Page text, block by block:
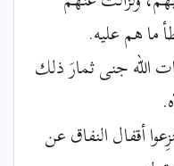
ما هم عليه.
الله جنى ثمارَ ذلك
أقفال النفاق عن